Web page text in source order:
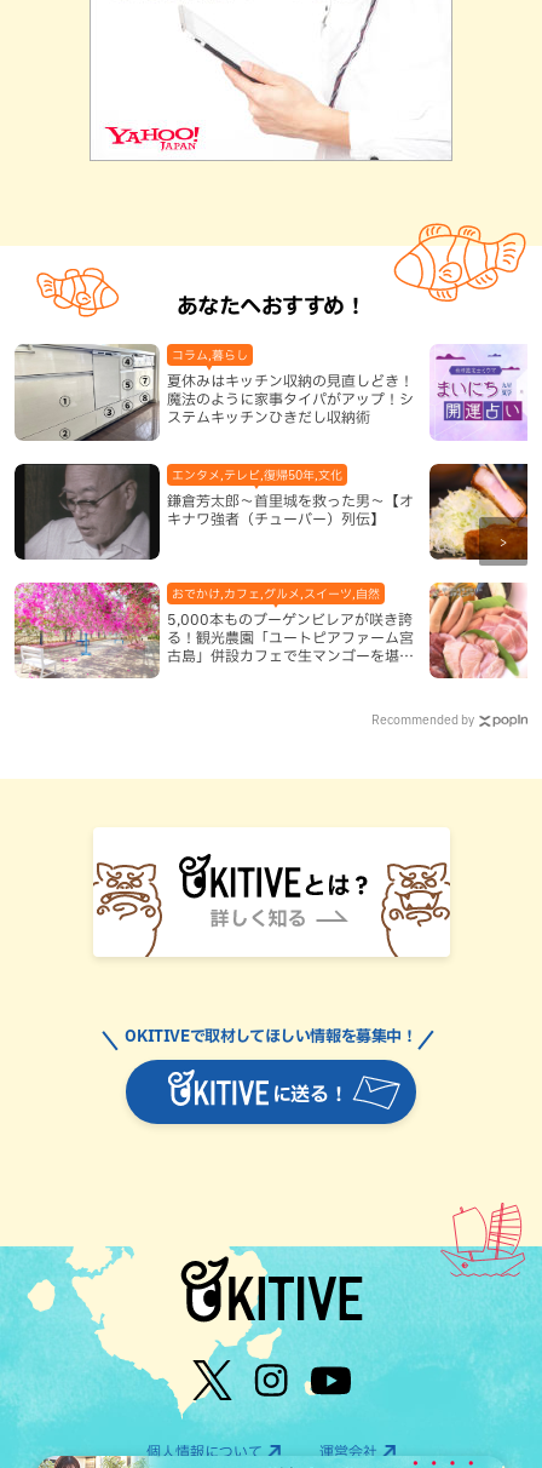
あなたへおすすめ！
夏休みはキッチン収納の見直しどき！
魔法のように家事タイパがアップ！シ
ステムキッチンひきだし収納術
コラム,暮らし
鎌倉芳太郎～首里城を救った男～【オ
キナワ強者（チューバー）列伝】
エンタメ,テレビ,復帰50年,文化
5,000本ものブーゲンビレアが咲き誇
る！観光農園「ユートピアファーム宮
古島」併設カフェで生マンゴーを堪能
おでかけ,カフェ,グルメ,スイーツ,自然
Recommended by
に送る！
OKITIVEで取材してほしい情報を募集中！
個人情報について 運営会社